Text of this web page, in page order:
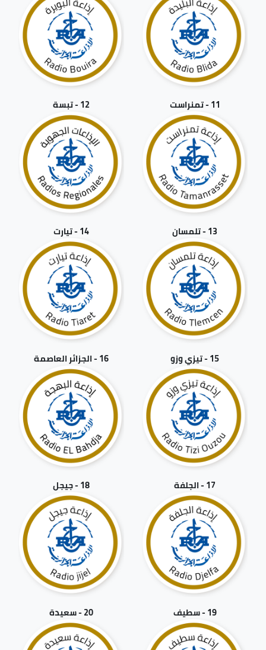
11 - تمنراست 12 - تبسة
13 - تلمسان 14 - تيارت
15 - تيزي وزو 16 - الجزائر العاصمة
17 - الجلفة 18 - جيجل
19 - سطيف 20 - سعيدة